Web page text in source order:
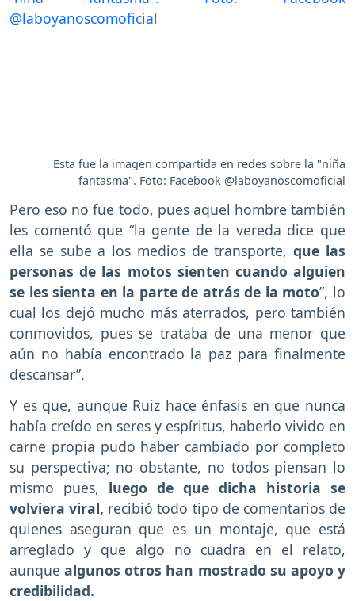
Esta fue la imagen compartida en redes sobre la "niña
fantasma". Foto: Facebook @laboyanoscomoficial
Pero eso no fue todo, pues aquel hombre también
les comentó que “la gente de la vereda dice que
ella se sube a los medios de transporte,que las
personas de las motos sienten cuando alguien
se les sienta en la parte de atrás de la moto”, lo
cual los dejó mucho más aterrados, pero también
conmovidos, pues se trataba de una menor que
aún no había encontrado la paz para finalmente
descansar”.
Y es que, aunque Ruiz hace énfasis en que nunca
había creído en seres y espíritus, haberlo vivido en
carne propia pudo haber cambiado por completo
su perspectiva; no obstante, no todos piensan lo
mismo pues, luego de que dicha historia se
volviera viral, recibió todo tipo de comentarios de
quienes aseguran que es un montaje, que está
arreglado y que algo no cuadra en el relato,
aunquealgunos otros han mostrado su apoyo y
credibilidad.